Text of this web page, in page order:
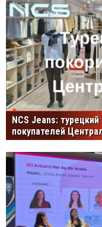
NCS Jeans:
покупателей